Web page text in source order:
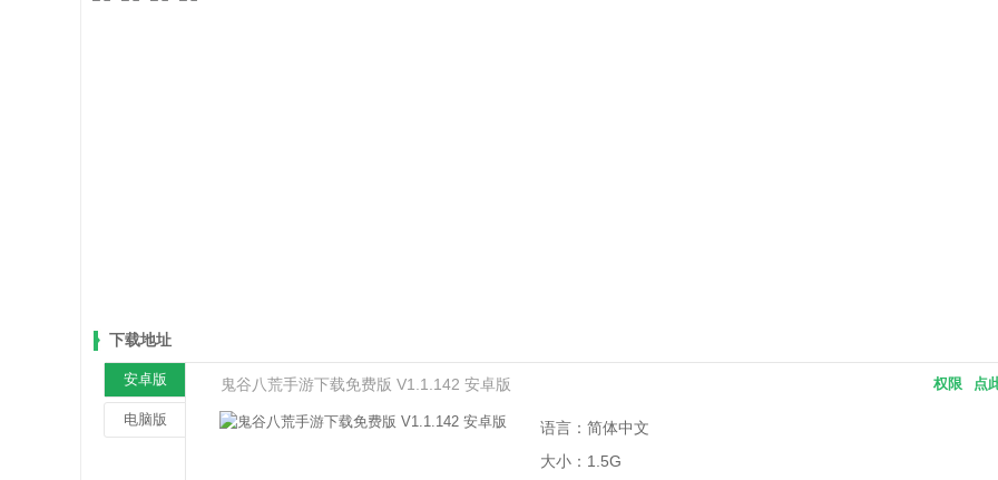
下载地址
安卓版
电脑版
鬼谷八荒手游下载免费版 V1.1.142 安卓版 点
权限
语言：简体中文
大小：1.5G